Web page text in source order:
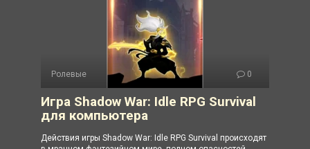
Ролевые 0
Игра Shadow War: Idle RPG Survival
для компьютера
Действия игры Shadow War: Idle RPG Survival происходят